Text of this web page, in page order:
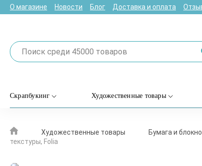
О магазине Новости Блог Доставка и оплата
Скрапбукинг Художественные товары
Художественные товары Бумага и
текстуры, Folia